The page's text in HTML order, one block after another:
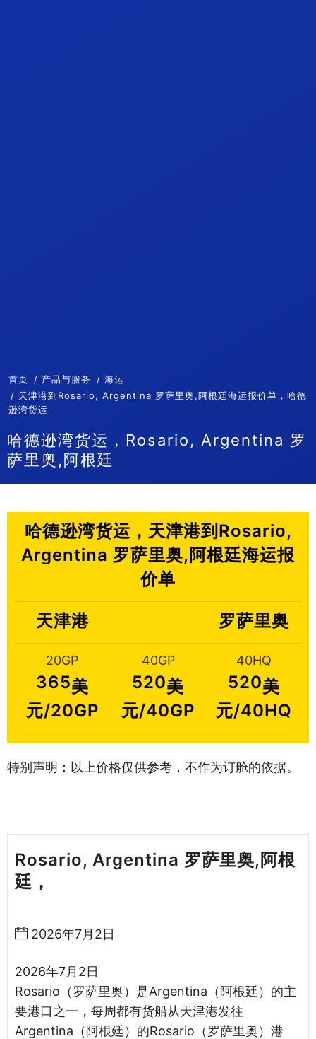
首页 产品与服务
海运
天津港到Rosario, Argentina 罗萨里奥,阿根廷海运报价单，哈德
逊湾货运
哈德逊湾货运，Rosario, Argentina 罗
萨里奥,阿根廷
哈德逊湾货运，天津港到Rosario,
Argentina 罗萨里奥,阿根廷海运报
价单
天津港 罗萨里奥
20GP
365美
元/20GP
40GP
520美
元/40GP
40HQ
520美
元/40HQ
特别声明：以上价格仅供参考，不作为订舱的依据。
Rosario, Argentina 罗萨里奥,阿根
廷，
2026年7月2日
2026年7月2日
Rosario（罗萨里奥）是Argentina（阿根廷）的主
要港口之一，每周都有货船从天津港发往
Argentina（阿根廷）的Rosario（罗萨里奥）港